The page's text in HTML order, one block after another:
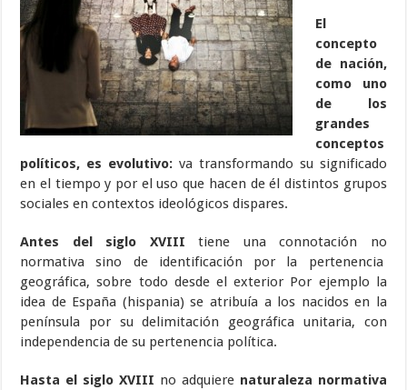
El
concepto
de nación,
como uno
de los
grandes
conceptos
políticos, es evolutivo: va transformando su significado
en el tiempo y por el uso que hacen de él distintos grupos
sociales en contextos ideológicos dispares.
Antes del siglo XVIII tiene una connotación no
normativa sino de identificación por la pertenencia
geográfica, sobre todo desde el exterior Por ejemplo la
idea de España (hispania) se atribuía a los nacidos en la
península por su delimitación geográfica unitaria, con
independencia de su pertenencia política.
Hasta el siglo XVIII no adquiere naturaleza normativa